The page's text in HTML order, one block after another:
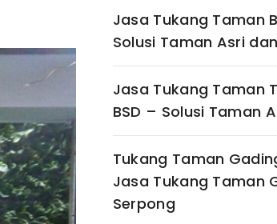
Jasa Tukang Taman
Solusi Taman Asri
Jasa Tukang Taman
BSD – Solusi Taman
Tukang Taman
Jasa Tukang Taman
Serpong